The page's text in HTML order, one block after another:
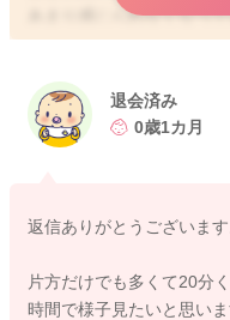
あまり感じられなくなっ
ました。
よかったらお近くの母乳
もしれません。
どうぞよろしくお願いしま
退会済み
0歳1カ月
返信ありがとうございます
片方だけでも多くて20分
時間で様子見たいと思いま